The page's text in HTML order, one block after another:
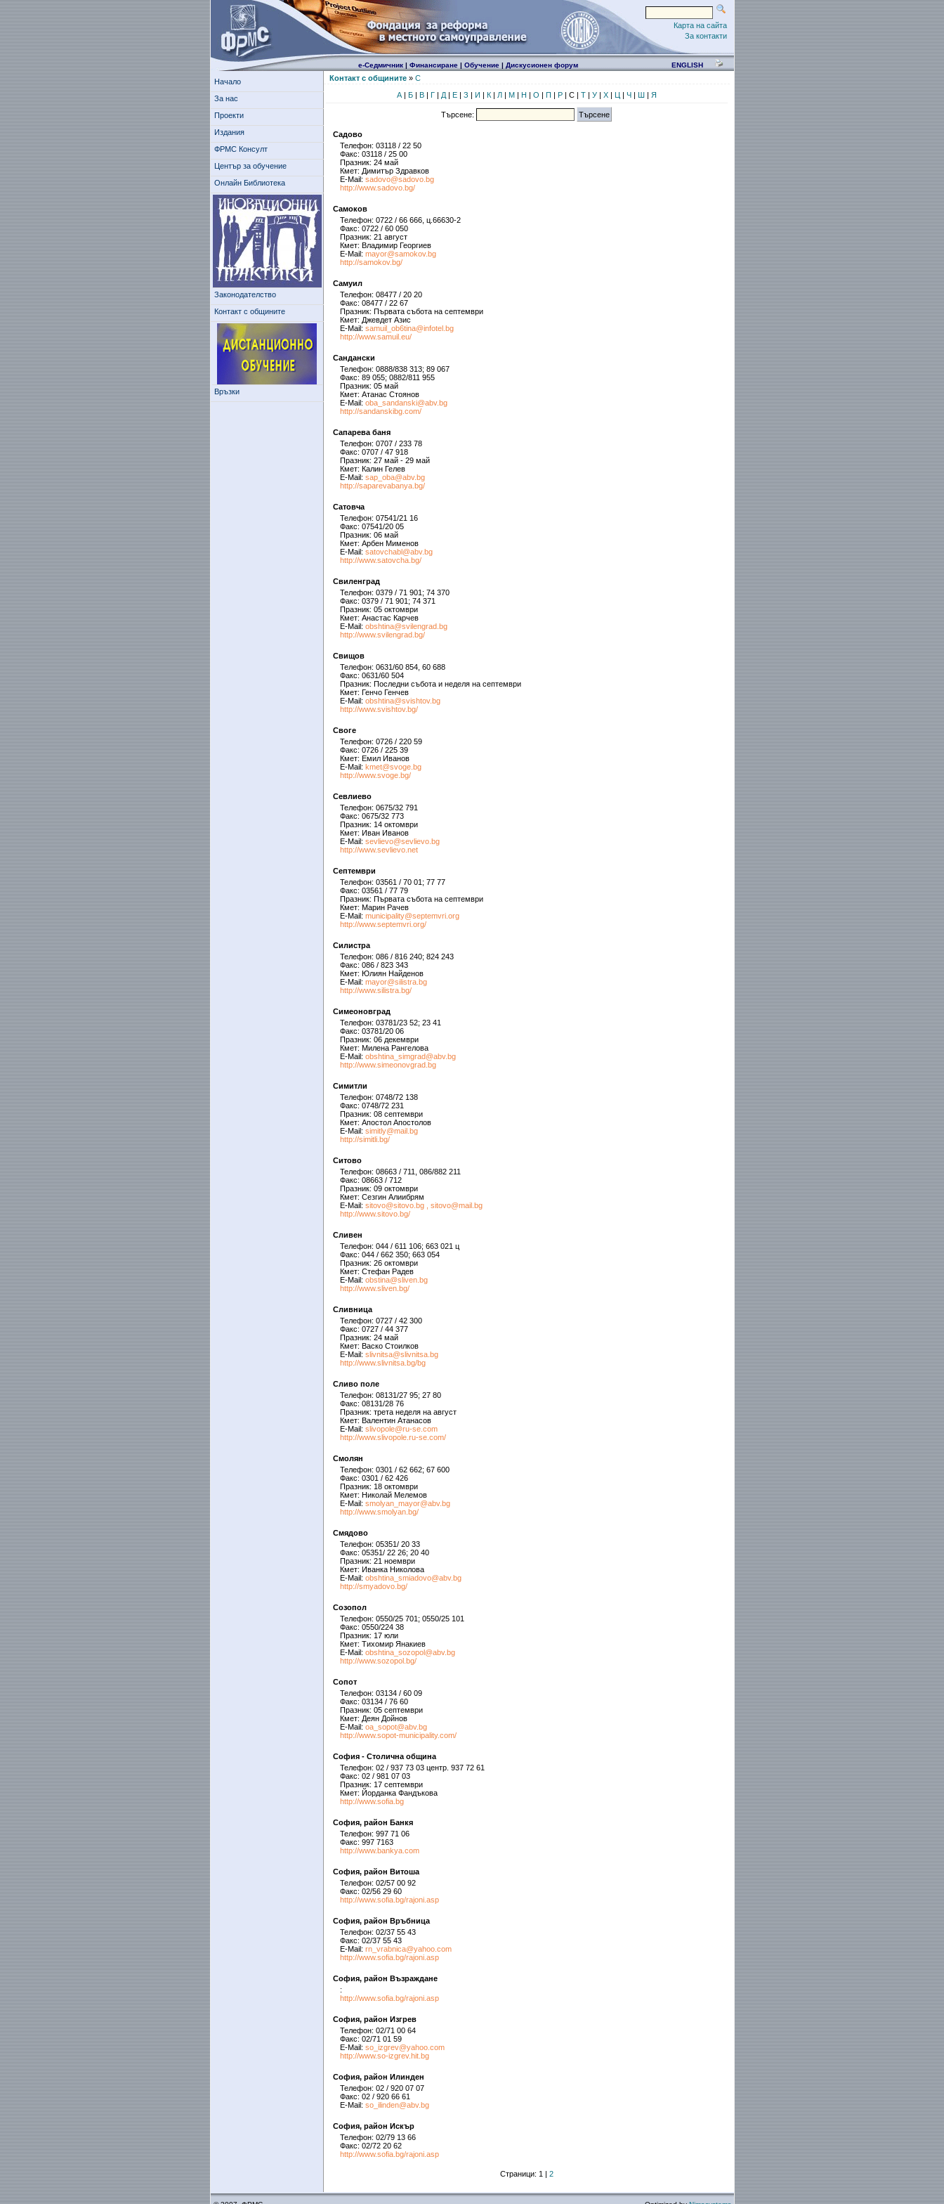
Карта на сайта
За контакти
е-Седмичник| Финансиране| Обучение| Дискусионен форум ENGLISH
Начало
За нас
Проекти
Издания
ФРМС Консулт
Център за обучение
Онлайн Библиотека
Законодателство
Контакт с общините
Връзки
Контакт с общините» С
А| Б| В| Г| Д| Е| З | И | К| Л| М| Н | О | П | Р| С | Т| У| Х| Ц | Ч| Ш| Я
Търсене:
Садово
Телефон: 03118 / 22 50
Факс: 03118 / 25 00
Празник: 24 май
Кмет: Димитър Здравков
E-Mail: sadovo@sadovo.bg
http://www.sadovo.bg/
Самоков
Телефон: 0722 / 66 666, ц.66630-2
Факс: 0722 / 60 050
Празник: 21 август
Кмет: Владимир Георгиев
E-Mail: mayor@samokov.bg
http://samokov.bg/
Самуил
Телефон: 08477 / 20 20
Факс: 08477 / 22 67
Празник: Първата събота на септември
Кмет: Джевдет Азис
E-Mail: samuil_ob6tina@infotel.bg
http://www.samuil.eu/
Сандански
Телефон: 0888/838 313; 89 067
Факс: 89 055; 0882/811 955
Празник: 05 май
Кмет: Атанас Стоянов
E-Mail: oba_sandanski@abv.bg
http://sandanskibg.com/
Сапарева баня
Телефон: 0707 / 233 78
Факс: 0707 / 47 918
Празник: 27 май - 29 май
Кмет: Калин Гелев
E-Mail: sap_oba@abv.bg
http://saparevabanya.bg/
Сатовча
Телефон: 07541/21 16
Факс: 07541/20 05
Празник: 06 май
Кмет: Арбен Мименов
E-Mail: satovchabl@abv.bg
http://www.satovcha.bg/
Свиленград
Телефон: 0379 / 71 901; 74 370
Факс: 0379 / 71 901; 74 371
Празник: 05 октомври
Кмет: Анастас Карчев
E-Mail: obshtina@svilengrad.bg
http://www.svilengrad.bg/
Свищов
Телефон: 0631/60 854, 60 688
Факс: 0631/60 504
Празник: Последни събота и неделя на септември
Кмет: Генчо Генчев
E-Mail: obshtina@svishtov.bg
http://www.svishtov.bg/
Своге
Телефон: 0726 / 220 59
Факс: 0726 / 225 39
Кмет: Емил Иванов
E-Mail: kmet@svoge.bg
http://www.svoge.bg/
Севлиево
Телефон: 0675/32 791
Факс: 0675/32 773
Празник: 14 октомври
Кмет: Иван Иванов
E-Mail: sevlievo@sevlievo.bg
http://www.sevlievo.net
Септември
Телефон: 03561 / 70 01; 77 77
Факс: 03561 / 77 79
Празник: Първата събота на септември
Кмет: Марин Рачев
E-Mail: municipality@septemvri.org
http://www.septemvri.org/
Силистра
Телефон: 086 / 816 240; 824 243
Факс: 086 / 823 343
Кмет: Юлиян Найденов
E-Mail: mayor@silistra.bg
http://www.silistra.bg/
Симеоновград
Телефон: 03781/23 52; 23 41
Факс: 03781/20 06
Празник: 06 декември
Кмет: Милена Рангелова
E-Mail: obshtina_simgrad@abv.bg
http://www.simeonovgrad.bg
Симитли
Телефон: 0748/72 138
Факс: 0748/72 231
Празник: 08 септември
Кмет: Апостол Апостолов
E-Mail: simitly@mail.bg
http://simitli.bg/
Ситово
Телефон: 08663 / 711, 086/882 211
Факс: 08663 / 712
Празник: 09 октомври
Кмет: Сезгин Алиибрям
E-Mail: sitovo@sitovo.bg, sitovo@mail.bg
http://www.sitovo.bg/
Сливен
Телефон: 044 / 611 106; 663 021 ц
Факс: 044 / 662 350; 663 054
Празник: 26 октомври
Кмет: Стефан Радев
E-Mail: obstina@sliven.bg
http://www.sliven.bg/
Сливница
Телефон: 0727 / 42 300
Факс: 0727 / 44 377
Празник: 24 май
Кмет: Васко Стоилков
E-Mail: slivnitsa@slivnitsa.bg
http://www.slivnitsa.bg/bg
Сливо поле
Телефон: 08131/27 95; 27 80
Факс: 08131/28 76
Празник: трета неделя на август
Кмет: Валентин Атанасов
E-Mail: slivopole@ru-se.com
http://www.slivopole.ru-se.com/
Смолян
Телефон: 0301 / 62 662; 67 600
Факс: 0301 / 62 426
Празник: 18 октомври
Кмет: Николай Мелемов
E-Mail: smolyan_mayor@abv.bg
http://www.smolyan.bg/
Смядово
Телефон: 05351/ 20 33
Факс: 05351/ 22 26; 20 40
Празник: 21 ноември
Кмет: Иванка Николова
E-Mail: obshtina_smiadovo@abv.bg
http://smyadovo.bg/
Созопол
Телефон: 0550/25 701; 0550/25 101
Факс: 0550/224 38
Празник: 17 юли
Кмет: Тихомир Янакиев
E-Mail: obshtina_sozopol@abv.bg
http://www.sozopol.bg/
Сопот
Телефон: 03134 / 60 09
Факс: 03134 / 76 60
Празник: 05 септември
Кмет: Деян Дойнов
E-Mail: oa_sopot@abv.bg
http://www.sopot-municipality.com/
София - Столична община
Телефон: 02 / 937 73 03 центр. 937 72 61
Факс: 02 / 981 07 03
Празник: 17 септември
Кмет: Йорданка Фандъкова
http://www.sofia.bg
София, район Банкя
Телефон: 997 71 06
Факс: 997 7163
http://www.bankya.com
София, район Витоша
Телефон: 02/57 00 92
Факс: 02/56 29 60
http://www.sofia.bg/rajoni.asp
София, район Връбница
Телефон: 02/37 55 43
Факс: 02/37 55 43
E-Mail: rn_vrabnica@yahoo.com
http://www.sofia.bg/rajoni.asp
София, район Възраждане
:
http://www.sofia.bg/rajoni.asp
София, район Изгрев
Телефон: 02/71 00 64
Факс: 02/71 01 59
E-Mail: so_izgrev@yahoo.com
http://www.so-izgrev.hit.bg
София, район Илинден
Телефон: 02 / 920 07 07
Факс: 02 / 920 66 61
E-Mail: so_ilinden@abv.bg
София, район Искър
Телефон: 02/79 13 66
Факс: 02/72 20 62
http://www.sofia.bg/rajoni.asp
Страници: 1 | 2